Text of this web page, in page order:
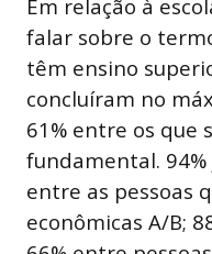
Em relação à
falar sobre o
têm ensino
concluíram no
61% entre os que
fundamental.
entre as pessoas
econômicas A/B;